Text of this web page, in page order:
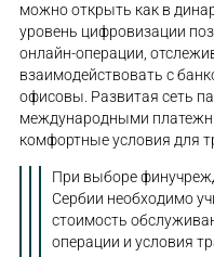
можно открыть как в
уровень цифровизации
онлайн-операции,
взаимодействовать с
офисовы. Развитая сеть
международными
комфортные условия для
При выборе
Сербии необходимо
стоимость
операции и условия